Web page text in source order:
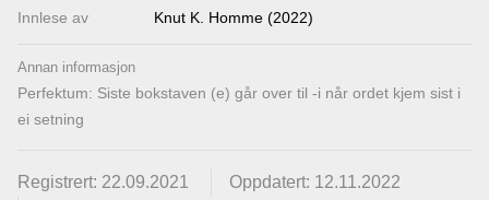
Innlese av Knut K. Homme (2022)
Annan informasjon
Perfektum: Siste bokstaven (e) går over til -i når ordet kjem sist i
ei setning
Registrert: 22.09.2021
Oppdatert: 12.11.2022